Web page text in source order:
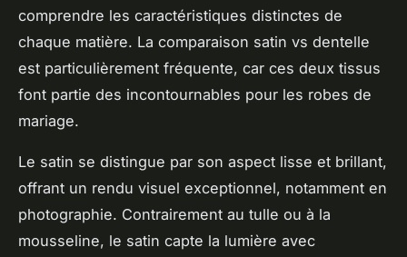
comprendre les caractéristiques distinctes de
chaque matière. La comparaison satin vs dentelle
est particulièrement fréquente, car ces deux tissus
font partie des incontournables pour les robes de
mariage.
Le satin se distingue par son aspect lisse et brillant,
offrant un rendu visuel exceptionnel, notamment en
photographie. Contrairement au tulle ou à la
mousseline, le satin capte la lumière avec